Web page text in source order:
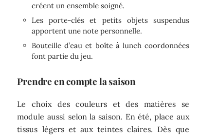
créent un ensemble soigné.
Les porte-clés et petits objets suspendus
apportent une note personnelle.
Bouteille d’eau et boîte à lunch coordonnées
font partie du jeu.
Prendre en compte la saison
Le choix des couleurs et des matières se
module aussi selon la saison. En été, place aux
tissus légers et aux teintes claires. Dès que